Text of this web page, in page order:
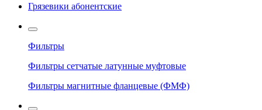
Грязевики абонентские
Фильтры
Фильтры сетчатые латунные муфтовые
Фильтры магнитные фланцевые (ФМФ)